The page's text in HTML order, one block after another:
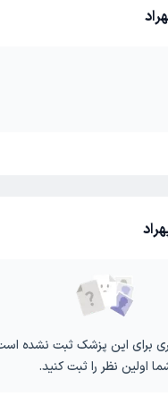
برای این پزشک ثبت نشده
اولین نظر را ثبت کنید.